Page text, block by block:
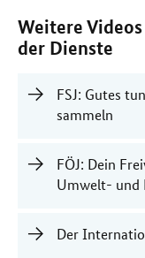
Weitere
der Dienste
FSJ: Gutes
sammeln
FÖJ: Dein
Umwelt- und
Der